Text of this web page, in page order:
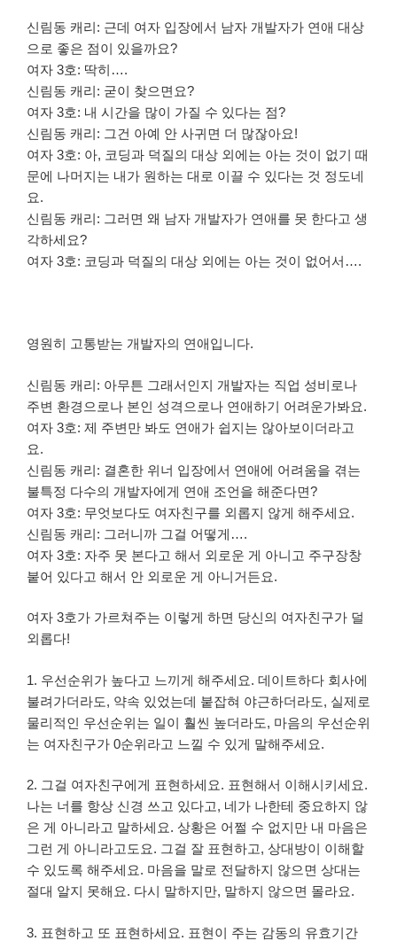
신림동 캐리: 근데 여자 입장에서 남자 개발자가 연애 대상
으로 좋은 점이 있을까요?
여자 3호: 딱히….
신림동 캐리: 굳이 찾으면요?
여자 3호: 내 시간을 많이 가질 수 있다는 점?
신림동 캐리: 그건 아예 안 사귀면 더 많잖아요!
여자 3호: 아, 코딩과 덕질의 대상 외에는 아는 것이 없기 때
문에 나머지는 내가 원하는 대로 이끌 수 있다는 것 정도네
요.
신림동 캐리: 그러면 왜 남자 개발자가 연애를 못 한다고 생
각하세요?
여자 3호: 코딩과 덕질의 대상 외에는 아는 것이 없어서….
영원히 고통받는 개발자의 연애입니다.
신림동 캐리: 아무튼 그래서인지 개발자는 직업 성비로나
주변 환경으로나 본인 성격으로나 연애하기 어려운가봐요.
여자 3호: 제 주변만 봐도 연애가 쉽지는 않아보이더라고
요.
신림동 캐리: 결혼한 위너 입장에서 연애에 어려움을 겪는
불특정 다수의 개발자에게 연애 조언을 해준다면?
여자 3호: 무엇보다도 여자친구를 외롭지 않게 해주세요.
신림동 캐리: 그러니까 그걸 어떻게….
여자 3호: 자주 못 본다고 해서 외로운 게 아니고 주구장창
붙어 있다고 해서 안 외로운 게 아니거든요.
여자 3호가 가르쳐주는 이렇게 하면 당신의 여자친구가 덜
외롭다!
1. 우선순위가 높다고 느끼게 해주세요. 데이트하다 회사에
불려가더라도, 약속 있었는데 붙잡혀 야근하더라도, 실제로
물리적인 우선순위는 일이 훨씬 높더라도, 마음의 우선순위
는 여자친구가 0순위라고 느낄 수 있게 말해주세요.
2. 그걸 여자친구에게 표현하세요. 표현해서 이해시키세요.
나는 너를 항상 신경 쓰고 있다고, 네가 나한테 중요하지 않
은 게 아니라고 말하세요. 상황은 어쩔 수 없지만 내 마음은
그런 게 아니라고도요. 그걸 잘 표현하고, 상대방이 이해할
수 있도록 해주세요. 마음을 말로 전달하지 않으면 상대는
절대 알지 못해요. 다시 말하지만, 말하지 않으면 몰라요.
3. 표현하고 또 표현하세요. 표현이 주는 감동의 유효기간